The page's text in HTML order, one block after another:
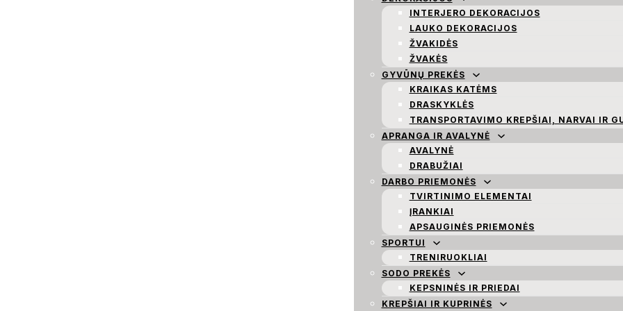
INTERJERO DEKORACIJOS
LAUKO DEKORACIJOS
ŽVAKIDĖS
ŽVAKĖS
GYVŪNŲ PREKĖS
KRAIKAS KATĖMS
DRASKYKLĖS
TRANSPORTAVIMO KREPŠIAI, NARVAI IR
APRANGA IR AVALYNĖ
AVALYNĖ
DRABUŽIAI
DARBO PRIEMONĖS
TVIRTINIMO ELEMENTAI
ĮRANKIAI
APSAUGINĖS PRIEMONĖS
SPORTUI
TRENIRUOKLIAI
SODO PREKĖS
KEPSNINĖS IR PRIEDAI
KREPŠIAI IR KUPRINĖS